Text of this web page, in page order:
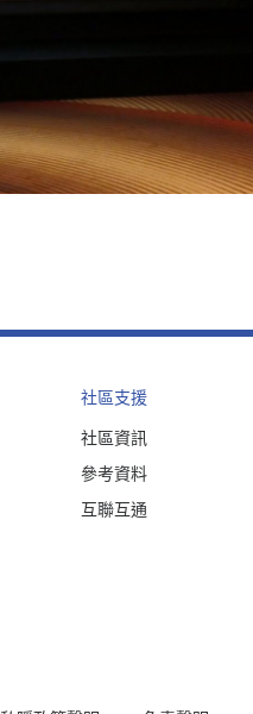
社區支援
社區資訊
參考資料
互聯互通